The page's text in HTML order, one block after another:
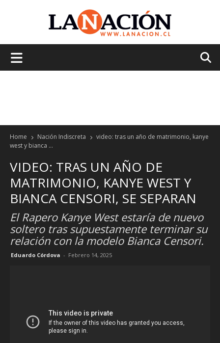
Home Nación Indiscreta
video: tras un año de matrimonio, kanye
west y bianca ...
VIDEO: TRAS UN AÑO DE
MATRIMONIO, KANYE WEST Y
BIANCA CENSORI, SE SEPARAN
El Rapero Kanye West estaría de nuevo
soltero tras supuestamente terminar su
relación con la modelo Bianca Censori.
Eduardo Córdova - Febrero 14, 2025